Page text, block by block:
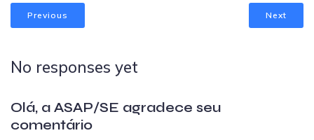
Previous Next
No responses yet
Olá, a ASAP/SE agradece seu
comentário